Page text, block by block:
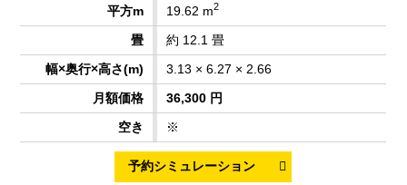
19.62 m2
約 12.1 畳
3.13 × 6.27 × 2.66
36,300 円
※